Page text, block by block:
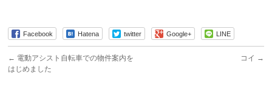
Facebook Hatena twitter Google+ LINE
← 電動アシスト自転車での物件案内を
はじめました
コイ →